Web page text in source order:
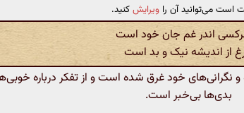
است می‌توانید آن را ویرایشکنید.
اندر غم جان خود است
از اندیشه نیک و بد است
خود غرق شده است و از تفکر درباره
بدی‌ها بی‌خبر است.